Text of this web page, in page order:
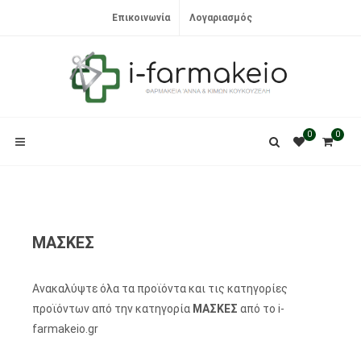
Επικοινωνία Λογαριασμός
0
0
ΜΑΣΚΕΣ
Ανακαλύψτε όλα τα προϊόντα και τις κατηγορίες
προϊόντων από την κατηγορία ΜΑΣΚΕΣ από το i-
farmakeio.gr